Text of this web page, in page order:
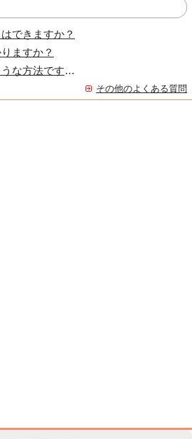
できますか？
ますか？
代金の支払いはどのような方法ですか？
その他のよくある質問